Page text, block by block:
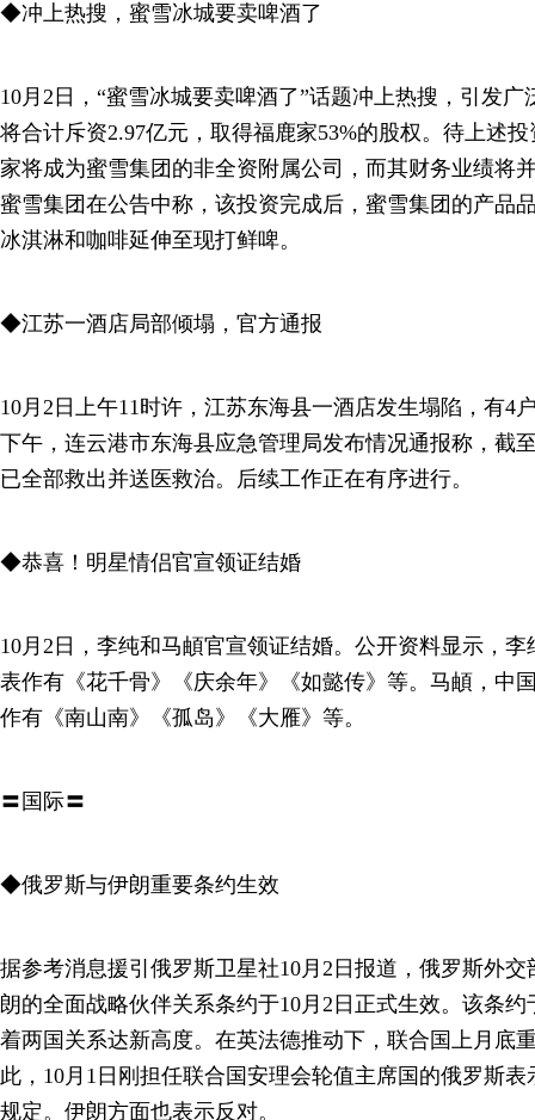
◆冲上热搜，蜜雪冰城要卖啤酒了
10月2日，“蜜雪冰城要卖啤酒了”话题冲上热搜，引发
将合计斥资2.97亿元，取得福鹿家53%的股权。待上述
家将成为蜜雪集团的非全资附属公司，而其财务业绩将
蜜雪集团在公告中称，该投资完成后，蜜雪集团的产品
冰淇淋和咖啡延伸至现打鲜啤。
◆江苏一酒店局部倾塌，官方通报
10月2日上午11时许，江苏东海县一酒店发生塌陷，有4
下午，连云港市东海县应急管理局发布情况通报称，截
已全部救出并送医救治。后续工作正在有序进行。
◆恭喜！明星情侣官宣领证结婚
10月2日，李纯和马頔官宣领证结婚。公开资料显示，
表作有《花千骨》《庆余年》《如懿传》等。马頔，中
作有《南山南》《孤岛》《大雁》等。
〓国际〓
◆俄罗斯与伊朗重要条约生效
据参考消息援引俄罗斯卫星社10月2日报道，俄罗斯外
朗的全面战略伙伴关系条约于10月2日正式生效。该条
着两国关系达新高度。在英法德推动下，联合国上月底
此，10月1日刚担任联合国安理会轮值主席国的俄罗斯
规定。伊朗方面也表示反对。